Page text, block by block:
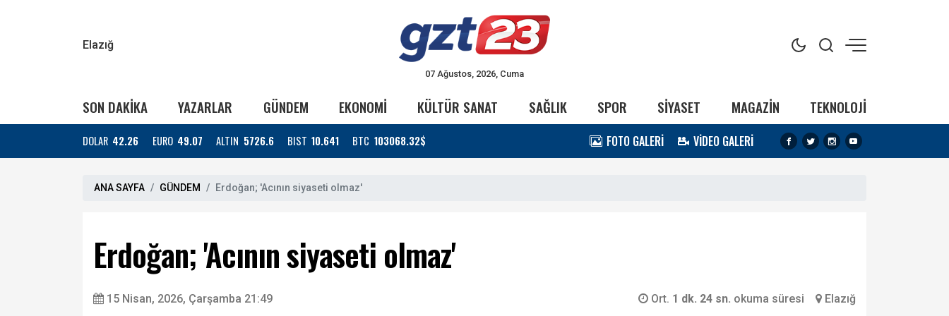
Elazığ
07 Ağustos, 2026, Cuma
SON DAKİKA YAZARLAR GÜNDEM EKONOMİ KÜLTÜR SANAT SAĞLIK SPOR SİYASET MAGAZİN TEKNOLOJİ
DOLAR 42.26 EURO 49.07 ALTIN 5726.6 BIST 10.641 BTC 103068.32$ FOTO GALERİ VİDEO GALERİ
ANA SAYFA GÜNDEM Erdoğan; 'Acının siyaseti olmaz'
Erdoğan; 'Acının siyaseti olmaz'
15 Nisan, 2026, Çarşamba 21:49 Ort. 1 dk. 24 sn. okuma süresi Elazığ